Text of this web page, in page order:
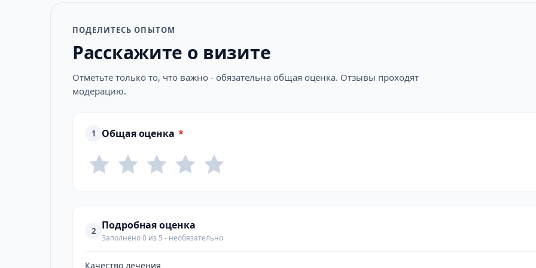
ПОДЕЛИТЕСЬ ОПЫТОМ
Расскажите о визите
Отметьте только то, что важно - обязательна общая оценка. Отзывы проходят
модерацию.
1 Общая оценка *
2 Подробная оценка
Заполнено 0 из 5 - необязательно
Качество лечения